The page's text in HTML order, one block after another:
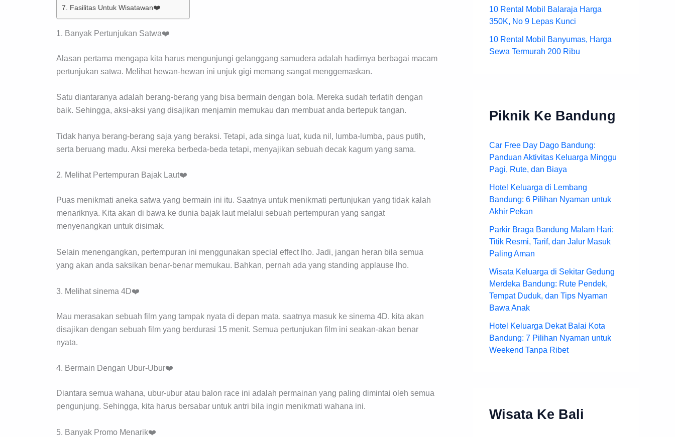
7. Fasilitas Untuk Wisatawan❤️
1. Banyak Pertunjukan Satwa❤️
Alasan pertama mengapa kita harus mengunjungi gelanggang samudera adalah hadirnya berbagai macam
pertunjukan satwa. Melihat hewan-hewan ini unjuk gigi memang sangat menggemaskan.
Satu diantaranya adalah berang-berang yang bisa bermain dengan bola. Mereka sudah terlatih dengan
baik. Sehingga, aksi-aksi yang disajikan menjamin memukau dan membuat anda bertepuk tangan.
Tidak hanya berang-berang saja yang beraksi. Tetapi, ada singa luat, kuda nil, lumba-lumba, paus putih,
serta beruang madu. Aksi mereka berbeda-beda tetapi, menyajikan sebuah decak kagum yang sama.
2. Melihat Pertempuran Bajak Laut❤️
Puas menikmati aneka satwa yang bermain ini itu. Saatnya untuk menikmati pertunjukan yang tidak kalah
menariknya. Kita akan di bawa ke dunia bajak laut melalui sebuah pertempuran yang sangat
menyenangkan untuk disimak.
Selain menengangkan, pertempuran ini menggunakan special effect lho. Jadi, jangan heran bila semua
yang akan anda saksikan benar-benar memukau. Bahkan, pernah ada yang standing applause lho.
3. Melihat sinema 4D❤️
Mau merasakan sebuah film yang tampak nyata di depan mata. saatnya masuk ke sinema 4D. kita akan
disajikan dengan sebuah film yang berdurasi 15 menit. Semua pertunjukan film ini seakan-akan benar
nyata.
4. Bermain Dengan Ubur-Ubur❤️
Diantara semua wahana, ubur-ubur atau balon race ini adalah permainan yang paling dimintai oleh semua
pengunjung. Sehingga, kita harus bersabar untuk antri bila ingin menikmati wahana ini.
5. Banyak Promo Menarik❤️
10 Rental Mobil Balaraja Harga
350K, No 9 Lepas Kunci
10 Rental Mobil Banyumas, Harga
Sewa Termurah 200 Ribu
Piknik Ke Bandung
Car Free Day Dago Bandung:
Panduan Aktivitas Keluarga Minggu
Pagi, Rute, dan Biaya
Hotel Keluarga di Lembang
Bandung: 6 Pilihan Nyaman untuk
Akhir Pekan
Parkir Braga Bandung Malam Hari:
Titik Resmi, Tarif, dan Jalur Masuk
Paling Aman
Wisata Keluarga di Sekitar Gedung
Merdeka Bandung: Rute Pendek,
Tempat Duduk, dan Tips Nyaman
Bawa Anak
Hotel Keluarga Dekat Balai Kota
Bandung: 7 Pilihan Nyaman untuk
Weekend Tanpa Ribet
Wisata Ke Bali